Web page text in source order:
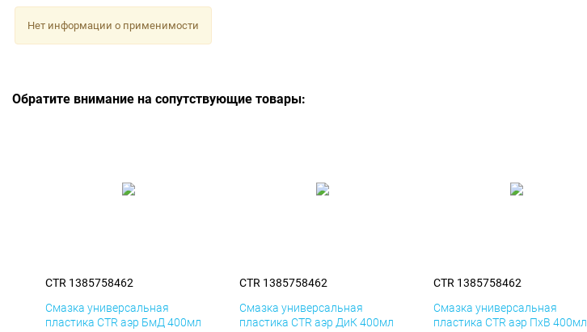
Нет информации о применимости
Обратите внимание на сопутствующие товары:
CTR 1385758462
Смазка универсальная
пластика CTR аэр БмД 400мл
CTR 1385758462
Смазка универсальная
пластика CTR аэр ДиК 400мл
CTR 1385758462
Смазка универсальная
пластика CTR аэр ПхВ 400мл